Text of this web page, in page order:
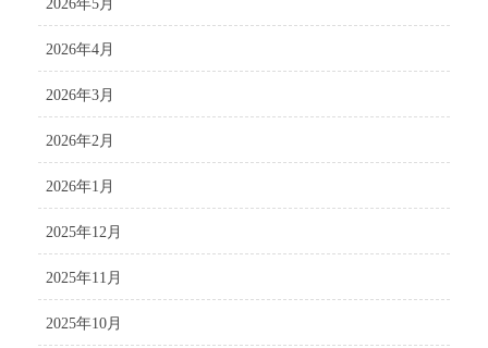
2026年5月
2026年4月
2026年3月
2026年2月
2026年1月
2025年12月
2025年11月
2025年10月